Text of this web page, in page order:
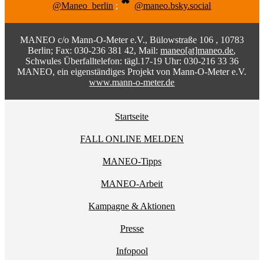
@Maneo_berlin ; @maneo.bsky.social
MANEO c/o Mann-O-Meter e.V., Bülowstraße 106 , 10783
Berlin; Fax: 030-236 381 42, Mail:maneo[at]maneo.de,
Schwules Überfalltelefon: tägl.17-19 Uhr: 030-216 33 36
MANEO, ein eigenständiges Projekt von Mann-O-Meter e.V.
www.mann-o-meter.de
Startseite
FALL ONLINE MELDEN
MANEO-Tipps
MANEO-Arbeit
Kampagne & Aktionen
Presse
Infopool